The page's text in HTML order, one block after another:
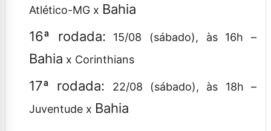
Atlético-MG x Bahia
16ª rodada: 15/08 (sábado), às 16h –
Bahia x Corinthians
17ª rodada: 22/08 (sábado), às 18h –
Juventude x Bahia